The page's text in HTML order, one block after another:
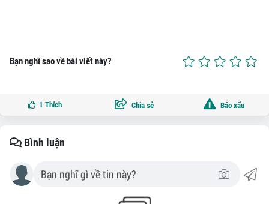
Bạn nghĩ sao về bài viết này?
1 Thích Chia sẻ Báo xấu
Bình luận